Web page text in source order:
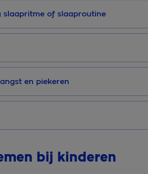
slaapritme of slaaproutine
en piekeren
bij kinderen